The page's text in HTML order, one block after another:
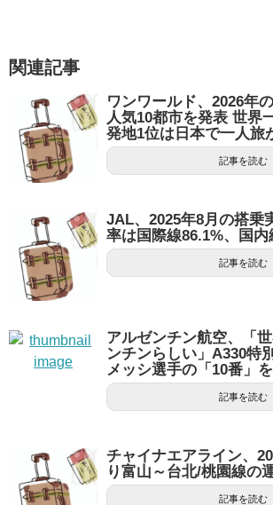
関連記事
ワンワールド、2026年
人気10都市を発表 世界
発地1位は日本で一人旅
記事を読む
JAL、2025年8月の搭乗
率は国際線86.1%、国内
記事を読む
アルゼンチン航空、「
ンチンらしい」A330特
メッシ選手の「10番」
記事を読む
チャイナエアライン、
り富山～台北/桃園線の
記事を読む